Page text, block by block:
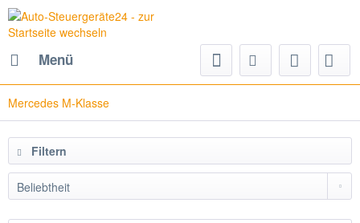
Menü
Mercedes M-Klasse
Filtern